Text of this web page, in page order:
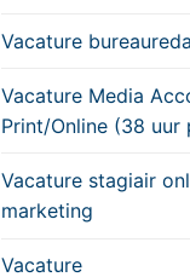
Vacature
Vacature Media
Print/Online (38 uur
Vacature stagiair
marketing
Vacature